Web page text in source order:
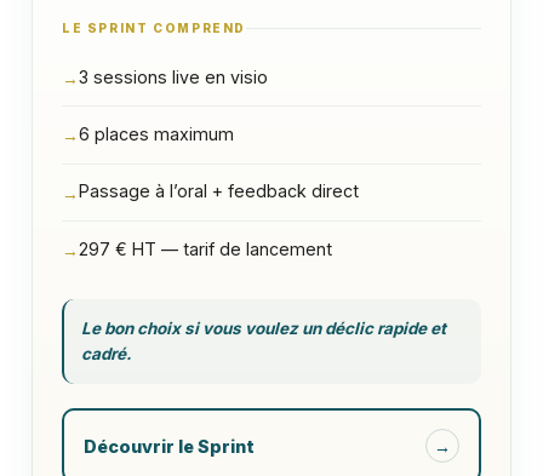
LE SPRINT COMPREND
→3 sessions live en visio
→6 places maximum
→Passage à l’oral + feedback direct
→297 € HT — tarif de lancement
Le bon choix si vous voulez un déclic rapide et
cadré.
Découvrir le Sprint →